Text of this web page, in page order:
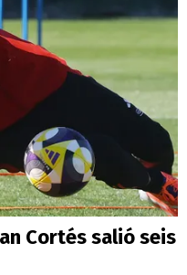
Cortés salió seis